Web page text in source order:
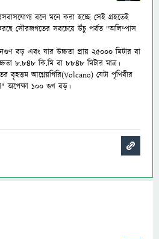
বলে মনে করা হচ্ছে সেই গ্রহতেই
সৌরজগতের সবচেয়ে উঁচু পর্বত "অলিম্পাস
বড় এবং যার উচ্চতা প্রায় ২৫০০০ মিটার বা
৮.৮৪৮ কি.মি বা ৮৮৪৮ মিটার মাত্র।
আগ্নেয়গিরি(Volcano) যেটা পৃথিবীর
অপেক্ষা ১০০ গুণ বড়।